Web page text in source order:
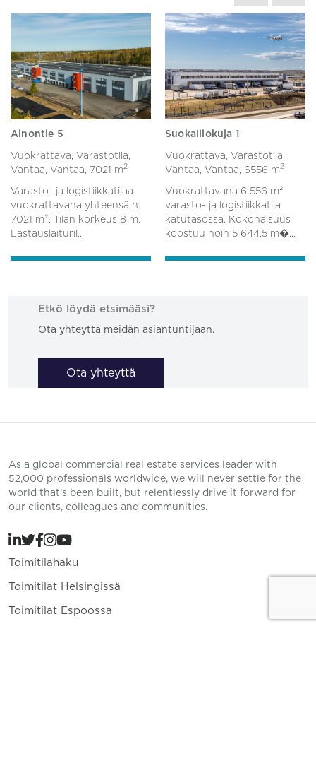
Ainontie 5
Vuokrattava, Varastotila,
Vantaa, Vantaa, 7021 m2
Varasto- ja logistiikkatilaa
vuokrattavana yhteensä n.
7021 m². Tilan korkeus 8 m.
Lastauslaituril...
Suokalliokuja 1
Vuokrattava, Varastotila,
Vantaa, Vantaa, 6556 m2
Vuokrattavana 6 556 m²
varasto- ja logistiikkatila
katutasossa. Kokonaisuus
koostuu noin 5 644,5 m�...
Etkö löydä etsimääsi?
Ota yhteyttä meidän asiantuntijaan.
Ota yhteyttä
As a global commercial real estate services leader with
52,000 professionals worldwide, we will never settle for the
world that’s been built, but relentlessly drive it forward for
our clients, colleagues and communities.
Toimitilahaku
Toimitilat Helsingissä
Toimitilat Espoossa